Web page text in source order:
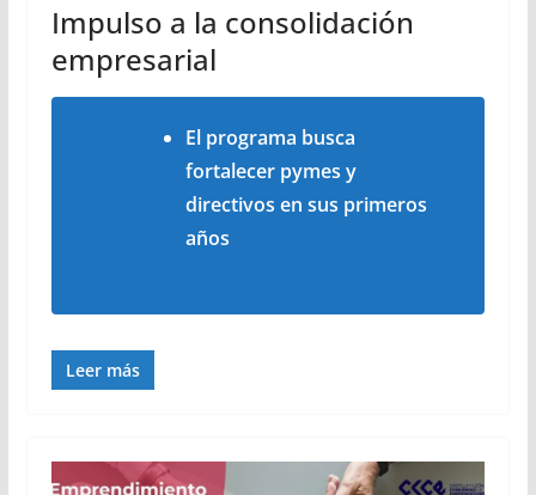
Impulso a la consolidación
empresarial
El programa busca
fortalecer pymes y
directivos en sus primeros
años
Leer más